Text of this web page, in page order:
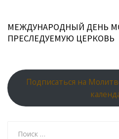
МЕЖДУНАРОДНЫЙ ДЕНЬ
ПРЕСЛЕДУЕМУЮ ЦЕРКОВЬ
Подписаться на